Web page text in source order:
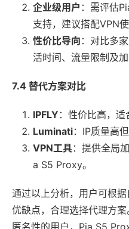
企业级用户 ：需评估
支持，建议搭配VPN使
性价比导向 ：对比多
活时间、流量限制及加
7.4 替代方案对比
IPFLY ：性价比高，适
Luminati：IP质量高
VPN工具：提供全局
a S5 Proxy。
通过以上分析，用户可根
优缺点，合理选择代理方
匿名性的用户，Pia S5